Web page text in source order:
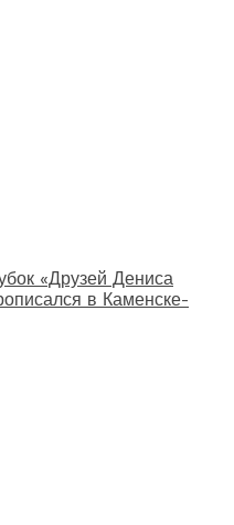
«Друзей Дениса
в Каменске-